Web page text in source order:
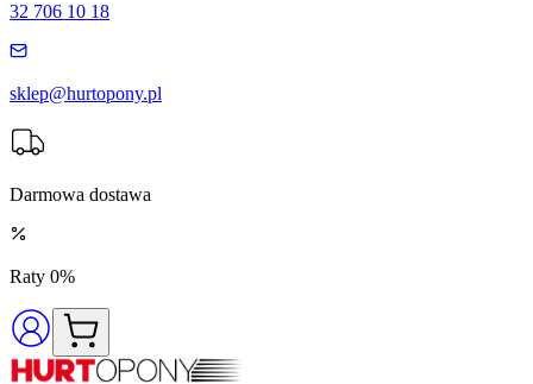
32 706 10 18
sklep@hurtopony.pl
Darmowa dostawa
Raty 0%